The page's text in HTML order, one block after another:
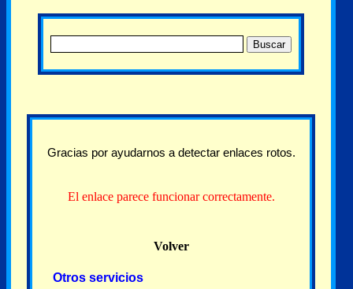
Gracias por ayudarnos a detectar enlaces rotos.
El enlace parece funcionar correctamente.
Volver
Otros servicios